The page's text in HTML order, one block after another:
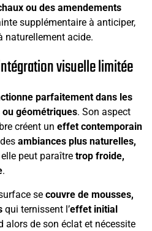
ou des amendements
supplémentaire à anticiper,
naturellement acide.
visuelle limitée
parfaitement dans les
géométriques. Son aspect
créent un effet contemporain
ambiances plus naturelles,
elle peut paraître trop froide,
.
se couvre de mousses,
qui ternissent l’effet initial
alors de son éclat et nécessite